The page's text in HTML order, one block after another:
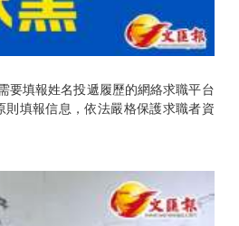
要填報姓名投遞履歷的網絡求職平台
填報信息，依法嚴格保護求職者資